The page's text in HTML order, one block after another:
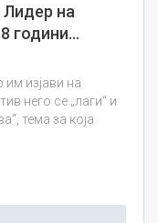
на
години…
изјави на
него се „лаги“ и
тема за која